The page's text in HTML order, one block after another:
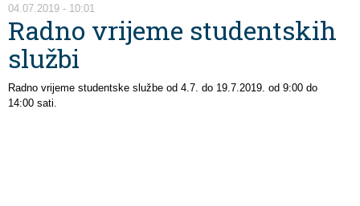
Vi ste ovdje
04.07.2019 - 10:01
Radno vrijeme studentskih
službi
Radno vrijeme studentske službe od 4.7. do 19.7.2019. od 9:00 do
14:00 sati.